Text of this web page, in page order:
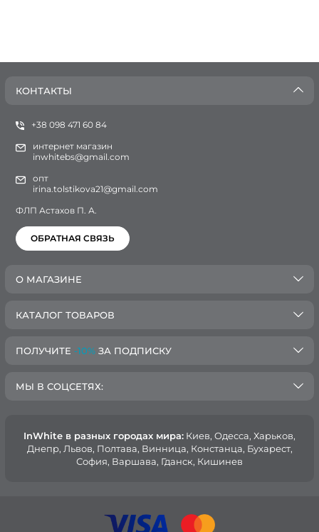
КОНТАКТЫ
+38 098 471 60 84
интернет магазин
inwhitebs@gmail.com
опт
irina.tolstikova21@gmail.com
ФЛП Астахов П. А.
ОБРАТНАЯ СВЯЗЬ
О МАГАЗИНЕ
КАТАЛОГ ТОВАРОВ
ПОЛУЧИТЕ -10% ЗА ПОДПИСКУ
МЫ В СОЦСЕТЯХ:
InWhite в разных городах мира: Киев, Oдесса, Харьков,
Днепр, Львов, Полтава, Винница, Констанца, Бухарест,
София, Варшава, Гданск, Кишинев